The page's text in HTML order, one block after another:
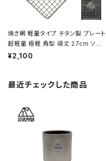
焼き網 軽量タイプ チタン製 プレート
超軽量 極軽 角型 頑丈 27cm ソロ
キャンプ BBQ バーベキュー アウト
¥2,100
最近チェックした商品